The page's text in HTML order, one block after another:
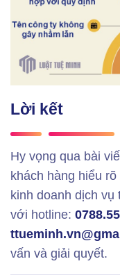
Lời kết
Hy vọng qua bài
khách hàng hiểu
kinh doanh dịch
với hotline:
vấn và giải quyết.